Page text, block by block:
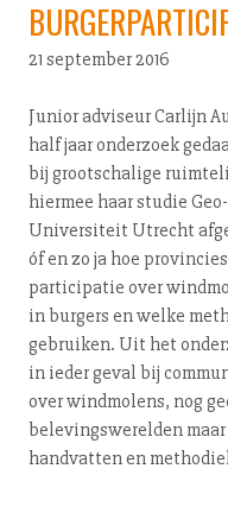
21 september 2016
Junior adviseur Carlijn
half jaar onderzoek
bij groot­scha­li­ge
hiermee haar studie
Uni­ver­si­teit Utrecht
óf en zo ja hoe
par­ti­ci­pa­tie over
in burgers en welke
gebruiken. Uit het
in ieder geval bij
over windmolens, nog
be­le­vings­we­rel­den
handvatten en